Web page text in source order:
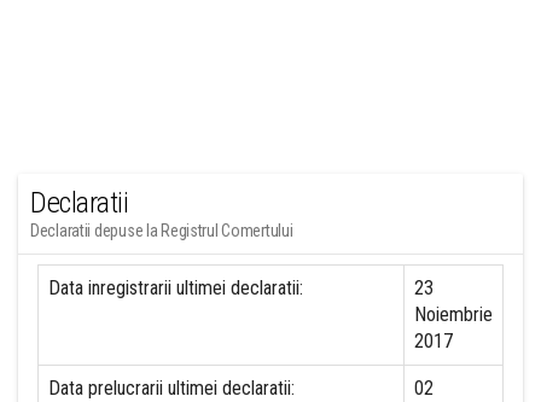
Declaratii
Declaratii depuse la Registrul Comertului
Data inregistrarii ultimei declaratii:
23
Noiembrie
2017
Data prelucrarii ultimei declaratii:
02